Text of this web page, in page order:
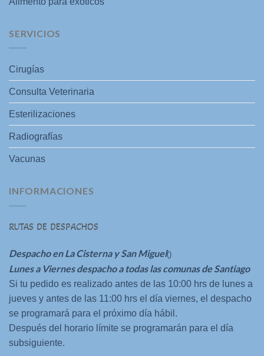
SERVICIOS
Cirugías
Consulta Veterinaria
Esterilizaciones
Radiografías
Vacunas
INFORMACIONES
RUTAS DE DESPACHOS
Despacho en La Cisterna y San Miguel()
Lunes a Viernes despacho a todas las comunas de Santiago
Si tu pedido es realizado antes de las 10:00 hrs de lunes a
jueves y antes de las 11:00 hrs el día viernes, el despacho
se programará para el próximo día hábil.
Después del horario límite se programarán para el día
subsiguiente.